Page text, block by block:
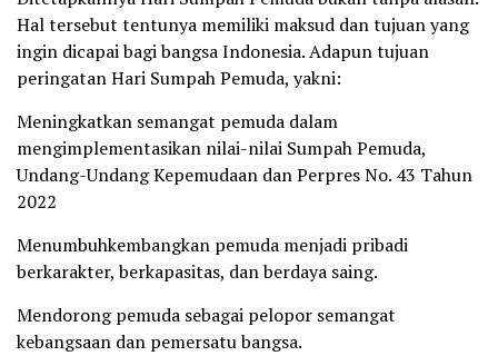
Hal tersebut tentunya memiliki maksud dan tujuan yang
ingin dicapai bagi bangsa Indonesia. Adapun tujuan
peringatan Hari Sumpah Pemuda, yakni:
Meningkatkan semangat pemuda dalam
mengimplementasikan nilai-nilai Sumpah Pemuda,
Undang-Undang Kepemudaan dan Perpres No. 43 Tahun
2022
Menumbuhkembangkan pemuda menjadi pribadi
berkarakter, berkapasitas, dan berdaya saing.
Mendorong pemuda sebagai pelopor semangat
kebangsaan dan pemersatu bangsa.